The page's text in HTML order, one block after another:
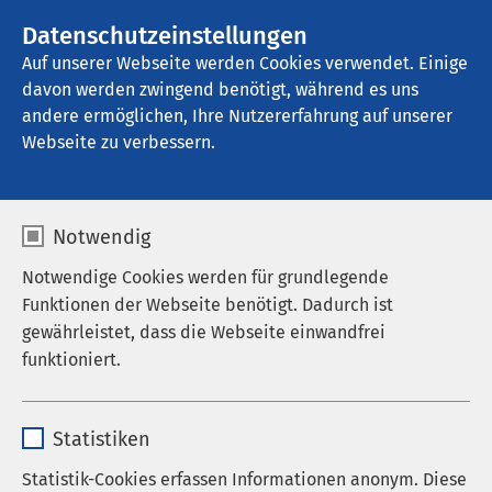
Datenschutzeinstellungen
Auf unserer Webseite werden Cookies verwendet. Einige
davon werden zwingend benötigt, während es uns
andere ermöglichen, Ihre Nutzererfahrung auf unserer
Webseite zu verbessern.
Notwendig
Notwendige Cookies werden für grundlegende
Funktionen der Webseite benötigt. Dadurch ist
gewährleistet, dass die Webseite einwandfrei
funktioniert.
Anbieter sgalinski
Statistiken
Statistik-Cookies erfassen Informationen anonym. Diese
AMEOS Eingliederung Heiligenhafen
Betreuung & Besuch
Ansprechpartner
Seelsorge